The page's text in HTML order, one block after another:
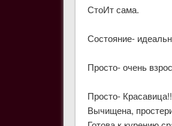
СтоИт сама.
Состояние-
Просто- очень
Просто-
Вычищена,